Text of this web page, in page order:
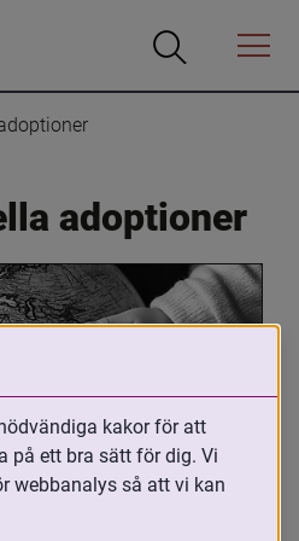
Öppna
Öppna
Menyn
adoptioner
arbetar med
kakor för att
på ett bra sätt för dig. Vi
webbanalys så att vi kan